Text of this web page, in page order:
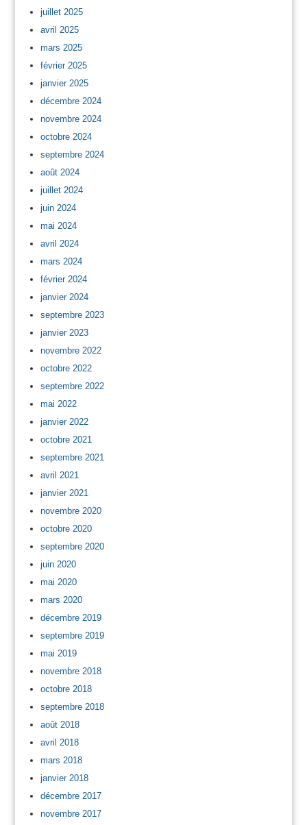
juillet 2025
avril 2025
mars 2025
février 2025
janvier 2025
décembre 2024
novembre 2024
octobre 2024
septembre 2024
août 2024
juillet 2024
juin 2024
mai 2024
avril 2024
mars 2024
février 2024
janvier 2024
septembre 2023
janvier 2023
novembre 2022
octobre 2022
septembre 2022
mai 2022
janvier 2022
octobre 2021
septembre 2021
avril 2021
janvier 2021
novembre 2020
octobre 2020
septembre 2020
juin 2020
mai 2020
mars 2020
décembre 2019
septembre 2019
mai 2019
novembre 2018
octobre 2018
septembre 2018
août 2018
avril 2018
mars 2018
janvier 2018
décembre 2017
novembre 2017